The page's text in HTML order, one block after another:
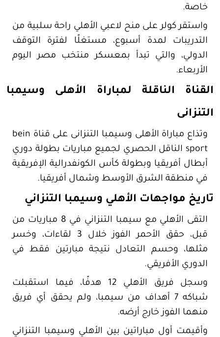
خاصة.
واستقر كولر على منح لاعبي الأهلي راحة سلبية من
التدريبات لمدة أسبوع، مستغلًا لفترة التوقف
الدولي، والتي تبدأ بمعسكر منتخب مصر اليوم
الأربعاء.
القناة الناقلة لمباراة الأهلى وسيمبا
التنزانى
وتذاع مباراة الأهلى وسيمبا التنزانى على قناة bein
sport الناقل الحصري لجميع مباريات بطولة دوري
أبطال أفريقيا وبطولة كأس الكونفدرالية الإفريقية
في منطقة الشرق الأوسط وشمال أفريقيا.
تاريخ مواجهات الأهلي وسيمبا التنزاني
التقى الأهلي مع سيمبا التنزاني في 8 مباريات من
قبل، حقق الأحمر الفوز خلال 3 لقاءات، وخسر
مثلها، وحسم التعادل نتيجة مبارتين فقط في
الدوري الأفريقي.
وسجل فريق الأهلي 12 هدفًا، فيما استقبلت
شباكه 7 أهداف من سيمبا، ولم يحقق أي فريق
منهما الفوز خارج أرضه.
وأقيمت أول مباراتين بين الأهلي وسيمبا التنزاني